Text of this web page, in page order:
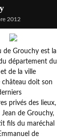
2012
de Grouchy est la
département du
de la ville
château doit son
privés des lieux,
Jean de Grouchy,
fils du maréchal
de